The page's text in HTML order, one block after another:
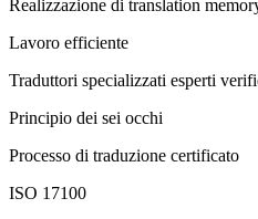
Realizzazione di translation
Lavoro efficiente
Traduttori specializzati esperti
Principio dei sei occhi
Processo di traduzione certificato
ISO 17100